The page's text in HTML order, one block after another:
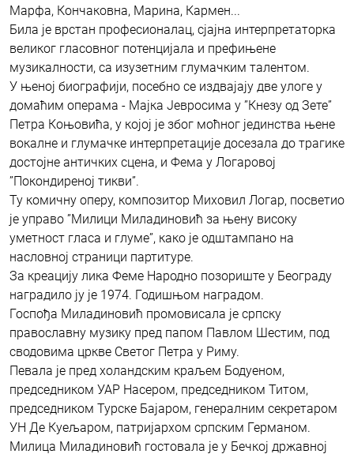
Марфа, Кончаковна, Марина, Кармен...
Била је врстан професионалац, сјајна интерпретаторка
великог гласовног потенцијала и префињене
музикалности, са изузетним глумачким талентом.
У њеној биографији, посебно се издвајају две улоге у
домаћим операма - Мајка Јевросима у ”Кнезу од Зете”
Петра Коњовића, у којој је због моћног јединства њене
вокалне и глумачке интерпретације досезала до трагике
достојне античких сцена, и Фема у Логаровој
”Покондиреној тикви”.
Ту комичну оперу, композитор Миховил Логар, посветио
је управо ”Милици Миладиновић за њену високу
уметност гласа и глуме”, како је одштампано на
насловној страници партитуре.
За креацију лика Феме Народно позориште у Београду
наградило ју је 1974. Годишњом наградом.
Госпођа Миладиновић промовисала је српску
православну музику пред папом Павлом Шестим, под
сводовима цркве Светог Петра у Риму.
Певала је пред холандским краљем Бодуеном,
председником УАР Насером, председником Титом,
председником Турске Бајаром, генералним секретаром
УН Де Куељаром, патријархом српским Германом.
Милица Миладиновић гостовала је у Бечкој државној